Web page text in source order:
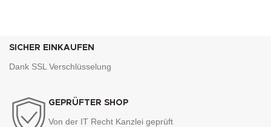
SICHER EINKAUFEN
Dank SSL Verschlüsselung
GEPRÜFTER SHOP
Von der IT Recht Kanzlei geprüft